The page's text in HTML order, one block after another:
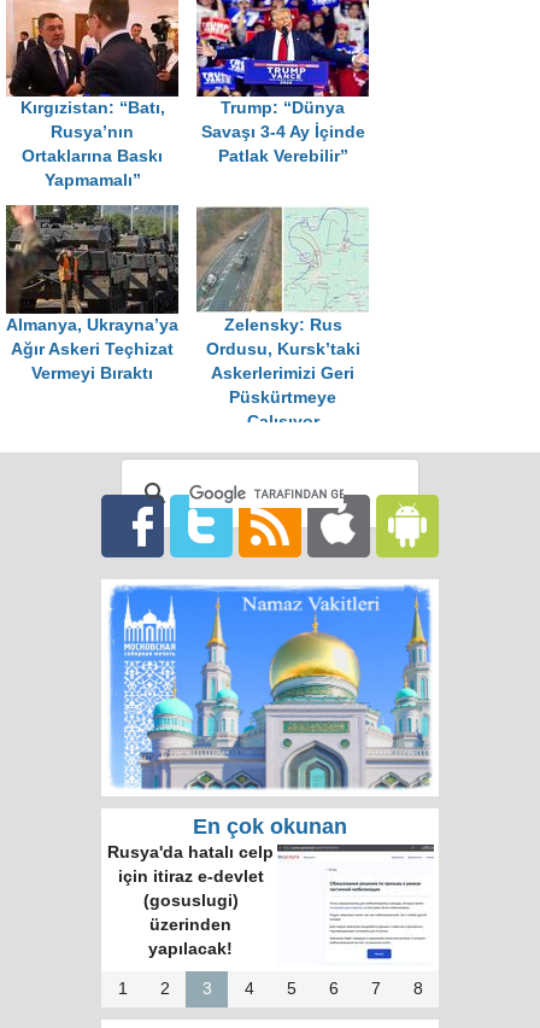
Uyandırmayın”
Kırgızistan: “Batı,
Rusya’nın
Ortaklarına Baskı
Yapmamalı”
Trump: “Dünya
Savaşı 3-4 Ay İçinde
Patlak Verebilir”
Almanya, Ukrayna’ya
Ağır Askeri Teçhizat
Vermeyi Bıraktı
Zelensky: Rus
Ordusu, Kursk’taki
Askerlerimizi Geri
Püskürtmeye
Çalışıyor
En çok okunan
Rusya'da hatalı celp
için itiraz e-devlet
(gosuslugi)
üzerinden
yapılacak!
1 2 3 4 5 6 7 8